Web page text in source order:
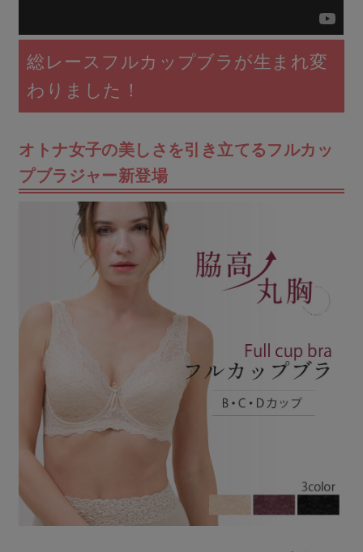
総レースフルカップブラが生まれ変
わりました！
オトナ女子の美しさを引き立てるフルカッ
プブラジャー新登場